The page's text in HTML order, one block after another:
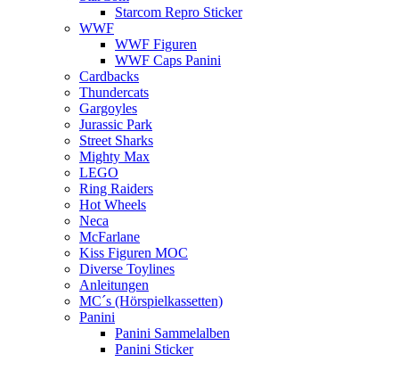
Starcom Repro Sticker
WWF
WWF Figuren
WWF Caps Panini
Cardbacks
Thundercats
Gargoyles
Jurassic Park
Street Sharks
Mighty Max
LEGO
Ring Raiders
Hot Wheels
Neca
McFarlane
Kiss Figuren MOC
Diverse Toylines
Anleitungen
MC´s (Hörspielkassetten)
Panini
Panini Sammelalben
Panini Sticker